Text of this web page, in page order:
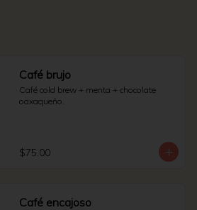
Café brujo
Café cold brew + menta + chocolate
oaxaqueño.
$75.00
Café encajoso